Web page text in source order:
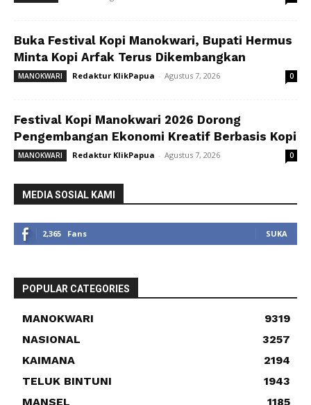
Buka Festival Kopi Manokwari, Bupati Hermus
Minta Kopi Arfak Terus Dikembangkan
MANOKWARI Redaktur KlikPapua - Agustus 7, 2026 0
Festival Kopi Manokwari 2026 Dorong
Pengembangan Ekonomi Kreatif Berbasis Kopi
MANOKWARI Redaktur KlikPapua - Agustus 7, 2026 0
MEDIA SOSIAL KAMI
2,365 Fans SUKA
POPULAR CATEGORIES
MANOKWARI
9319
NASIONAL
3257
KAIMANA
2194
TELUK BINTUNI
1943
MANSEL
1185